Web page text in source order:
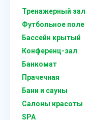
Тренажерный зал
Футбольное поле
Бассейн крытый
Конференц-зал
Банкомат
Прачечная
Бани и сауны
Салоны красоты
SPA